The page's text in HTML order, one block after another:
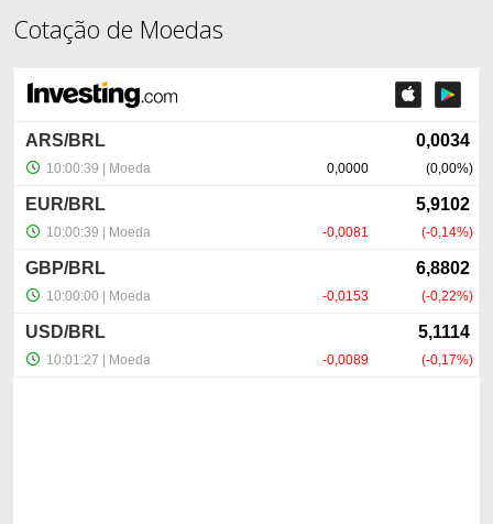
Cotação de Moedas